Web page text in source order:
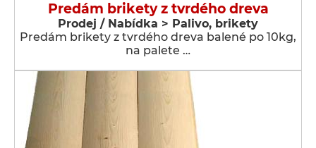
Predám brikety z tvrdého dreva
Prodej / Nabídka > Palivo, brikety
Predám brikety z tvrdého dreva balené po 10kg,
na palete …